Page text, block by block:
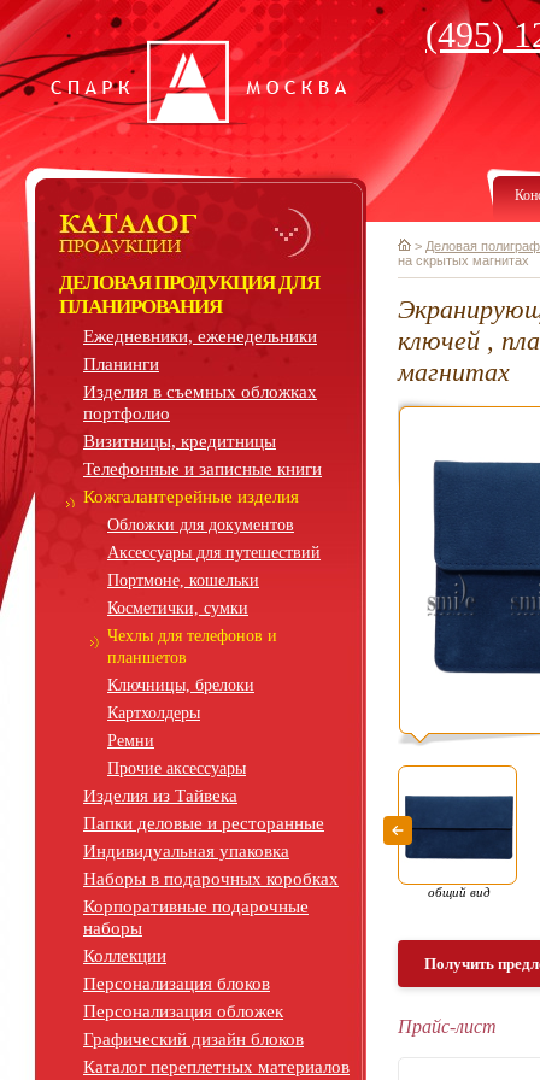
(495)
ДЕЛОВАЯ ПРОДУКЦИЯ ДЛЯ
ПЛАНИРОВАНИЯ
Ежедневники, еженедельники
Планинги
Изделия в съемных обложках
портфолио
Визитницы, кредитницы
Телефонные и записные книги
Кожгалантерейные изделия
Обложки для документов
Аксессуары для путешествий
Портмоне, кошельки
Косметички, сумки
Чехлы для телефонов и
планшетов
Ключницы, брелоки
Картхолдеры
Ремни
Прочие аксессуары
Изделия из Тайвека
Папки деловые и ресторанные
Индивидуальная упаковка
Наборы в подарочных коробках
Корпоративные подарочные
наборы
Коллекции
Персонализация блоков
Персонализация обложек
Графический дизайн блоков
Каталог переплетных материалов
> Деловая
на скрытых магнитах
ключей ,
магнитах
общий вид
Получить
Прайс-лист